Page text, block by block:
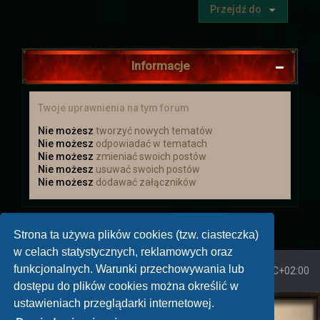
Strona ta używa plików cookies (tzw. ciasteczka)
w celach statystycznych, reklamowych oraz
funkcjonalnych. Warunki przechowywania lub
dostępu do plików cookies można określić w
ustawieniach przeglądarki internetowej.
ukończone. Postaci wróciły z nagrodami.
Niestety wiedza o tym co się tam
zaczęło dziać jest poza wiedzą
większości z nich.
Aktualizacja
Zapraszamy do Aktualizacji
kilka rzeczy
Świąteczna uczta
Zapraszamy Wszystkich na Świąteczną
Ucztę, która odbędzie się od 20 grudnia
do 9 stycznia. Więcej informacji
znajdziecie więcej :)
Przejdź do
Informacje
Twoje uprawnienia na tym forum
Nie możesz tworzyć nowych tematów
Nie możesz odpowiadać w tematach
Nie możesz zmieniać swoich postów
Nie możesz usuwać swoich postów
Nie możesz dodawać załączników
Strona główna Strefa czasowa UTC+02:00